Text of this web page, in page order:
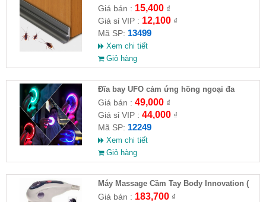
Chống Côn Trùng( HĐ )
Giá bán : 15,400₫
Giá sỉ VIP : 12,100₫
Mã SP: 13499
Xem chi tiết
Giỏ hàng
Đĩa bay UFO cảm ứng hồng ngoại đa
chiều tự động bay về
Giá bán : 49,000₫
Giá sỉ VIP : 44,000₫
Mã SP: 12249
Xem chi tiết
Giỏ hàng
Máy Massage Cầm Tay Body Innovation (
HĐ )
Giá bán : 183,700₫